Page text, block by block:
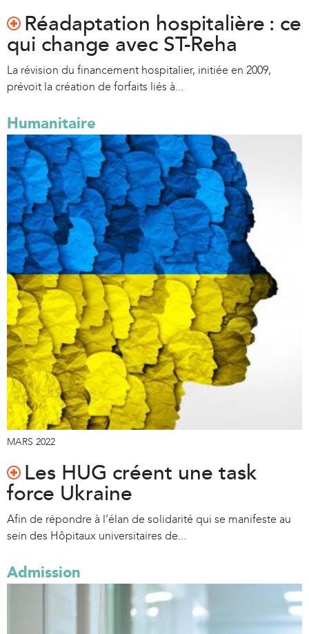
Réadaptation hospitalière : ce
qui change avec ST-Reha
La révision du financement hospitalier, initiée en 2009,
prévoit la création de forfaits liés à...
Humanitaire
MARS 2022
Les HUG créent une task
force Ukraine
Afin de répondre à l’élan de solidarité qui se manifeste au
sein des Hôpitaux universitaires de...
Admission